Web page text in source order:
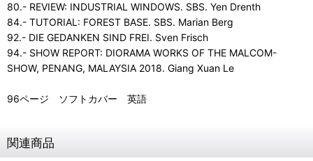
80.- REVIEW: INDUSTRIAL WINDOWS. SBS. Yen Drenth
84.- TUTORIAL: FOREST BASE. SBS. Marian Berg
92.- DIE GEDANKEN SIND FREI. Sven Frisch
94.- SHOW REPORT: DIORAMA WORKS OF THE MALCOM-
SHOW, PENANG, MALAYSIA 2018. Giang Xuan Le
96ページ ソフトカバー 英語
関連商品